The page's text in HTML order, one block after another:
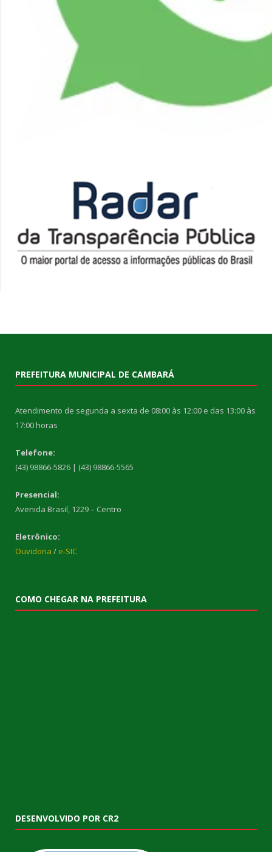
PREFEITURA MUNICIPAL DE CAMBARÁ
Atendimento de segunda a sexta de 08:00 às 12:00 e das 13:00 às
17:00 horas
Telefone:
(43) 98866-5826 | (43) 98866-5565
Presencial:
Avenida Brasil, 1229 – Centro
Eletrônico:
Ouvidoria / e-SIC
COMO CHEGAR NA PREFEITURA
DESENVOLVIDO POR CR2